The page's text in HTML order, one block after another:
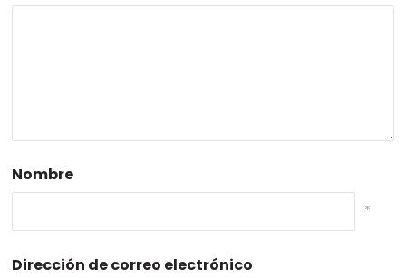
Nombre
*
Dirección de correo electrónico